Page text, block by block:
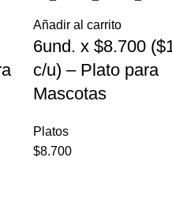
Añadir al carrito
6und. x $8.700
c/u) – Plato para
Mascotas
Platos
$8.700